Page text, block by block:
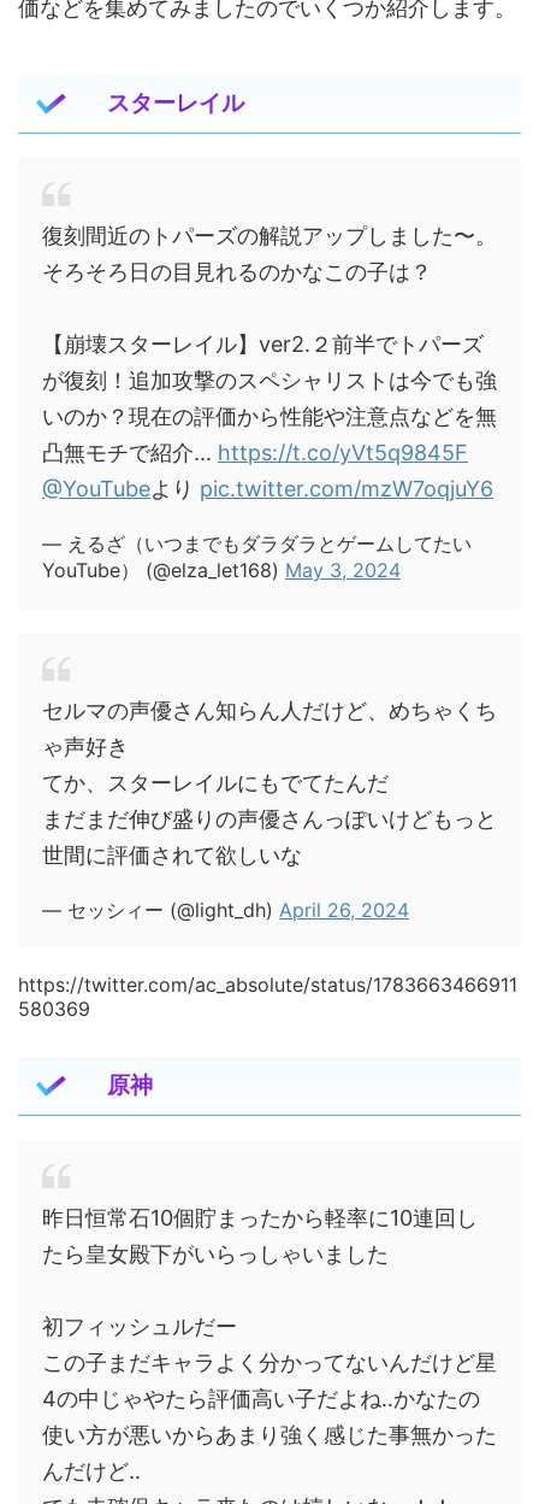
価などを集めてみましたのでいくつか紹介します。
スターレイル
復刻間近のトパーズの解説アップしました〜。
そろそろ日の目見れるのかなこの子は？
【崩壊スターレイル】ver2.２前半でトパーズ
が復刻！追加攻撃のスペシャリストは今でも強
いのか？現在の評価から性能や注意点などを無
凸無モチで紹介... https://t.co/yVt5q9845F
@YouTubeより pic.twitter.com/mzW7oqjuY6
— えるざ（いつまでもダラダラとゲームしてたい
YouTube） (@elza_let168) May 3, 2024
セルマの声優さん知らん人だけど、めちゃくち
ゃ声好き
てか、スターレイルにもでてたんだ
まだまだ伸び盛りの声優さんっぽいけどもっと
世間に評価されて欲しいな
— セッシィー (@light_dh) April 26, 2024
https://twitter.com/ac_absolute/status/1783663466911
580369
原神
昨日恒常石10個貯まったから軽率に10連回し
たら皇女殿下がいらっしゃいました
初フィッシュルだー
この子まだキャラよく分かってないんだけど星
4の中じゃやたら評価高い子だよね‥かなたの
使い方が悪いからあまり強く感じた事無かった
んだけど‥